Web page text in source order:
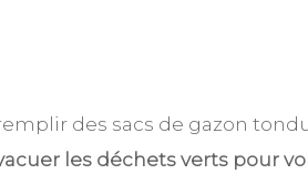
des sacs de gazon
les déchets verts pour